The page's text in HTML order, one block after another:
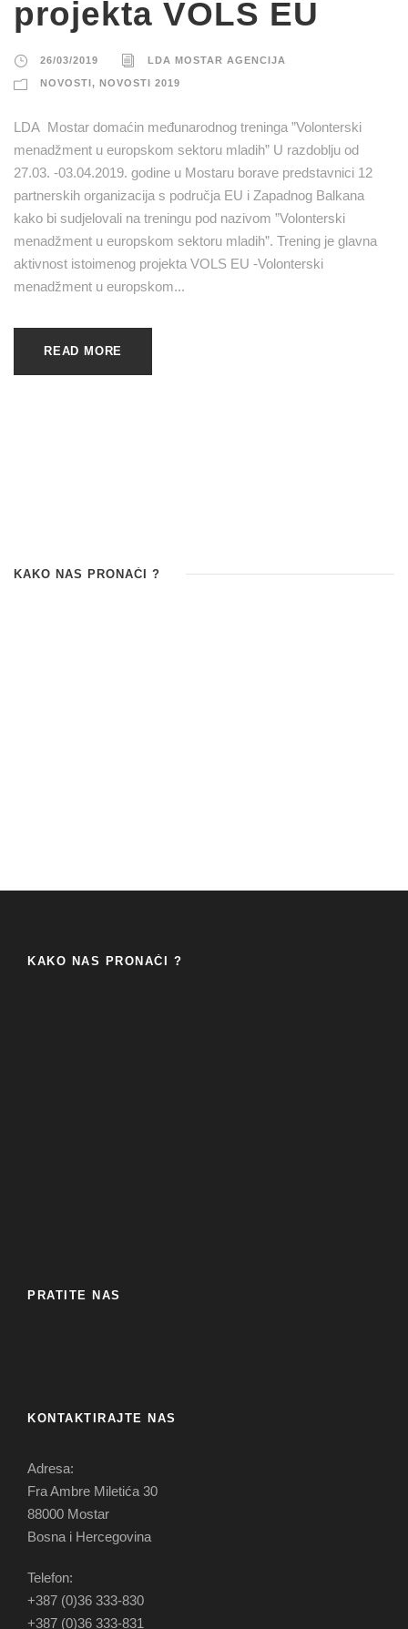
projekta VOLS EU
26/03/2019 LDA MOSTAR AGENCIJA
NOVOSTI, NOVOSTI 2019
LDA Mostar domaćin međunarodnog treninga ”Volonterski
menadžment u europskom sektoru mladih” U razdoblju od
27.03. -03.04.2019. godine u Mostaru borave predstavnici 12
partnerskih organizacija s područja EU i Zapadnog Balkana
kako bi sudjelovali na treningu pod nazivom ”Volonterski
menadžment u europskom sektoru mladih”. Trening je glavna
aktivnost istoimenog projekta VOLS EU -Volonterski
menadžment u europskom...
READ MORE
KAKO NAS PRONAĆI ?
KAKO NAS PRONAĆI ?
PRATITE NAS
KONTAKTIRAJTE NAS
Adresa:
Fra Ambre Miletića 30
88000 Mostar
Bosna i Hercegovina
Telefon:
+387 (0)36 333-830
+387 (0)36 333-831